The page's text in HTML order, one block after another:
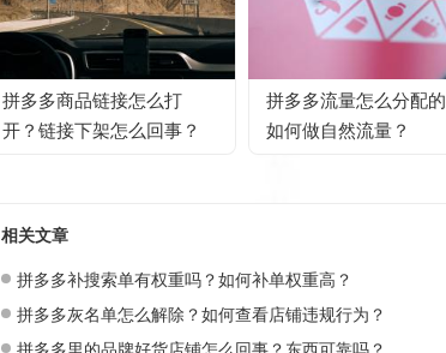
拼多多商品链接怎么打
开？链接下架怎么回事？
拼多多流量怎么分配
如何做自然流量？
相关文章
拼多多补搜索单有权重吗？如何补单权重高？
拼多多灰名单怎么解除？如何查看店铺违规行为？
拼多多里的品牌好货店铺怎么回事？东西可靠吗？